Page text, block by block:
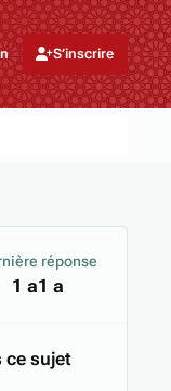
S’inscrire
réponse
1 a1 a
ce sujet